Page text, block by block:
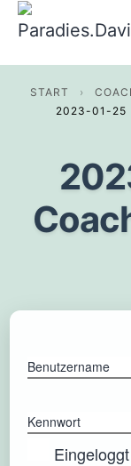
Zum
Inhalt
START ›
2023-01-25
Benutzername
Kennwort